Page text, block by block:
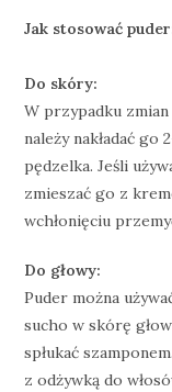
Jak stosować
Do skóry:
W przypadku
należy nakładać go
pędzelka. Jeśli
zmieszać go z
wchłonięciu
Do głowy:
Puder można
sucho w skórę
spłukać
z odżywką do